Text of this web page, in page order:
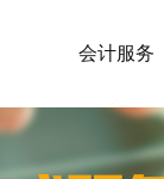
会计服务